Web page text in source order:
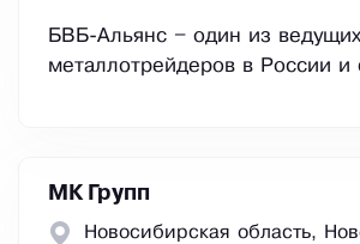
БВБ-Альянс – один из ведущих
металлотрейдеров в России и
МК Групп
Новосибирская область,